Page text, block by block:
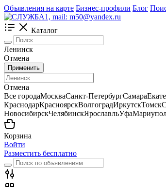
Объявления на карте Бизнес-профили Блог
Каталог
Ленинск
Отмена
Применить
Отмена
Все городаМоскваСанкт-ПетербургСамара
КраснодарКрасноярскВолгоградИркутскТомск
НовосибирскЧелябинскЯрославльУфа
Корзина
Войти
Разместить бесплатно